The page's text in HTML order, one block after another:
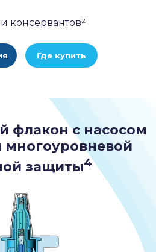
консервантов²
Где купить
флакон с насосом
многоуровневой
защиты4